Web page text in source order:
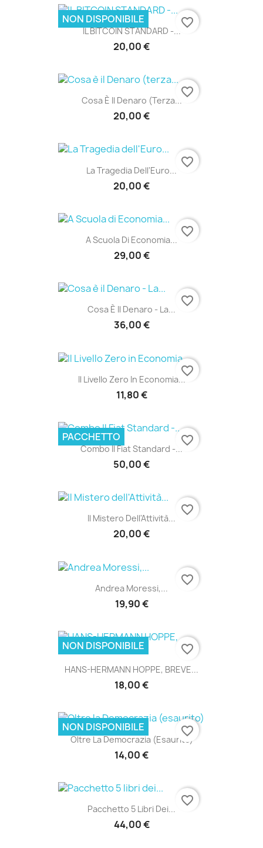
IL BITCOIN STANDARD -...
20,00 €
NON DISPONIBILE favorite_border
Cosa È Il Denaro (terza...
20,00 €
favorite_border
La Tragedia Dell'Euro...
20,00 €
favorite_border
A Scuola Di Economia...
29,00 €
favorite_border
Cosa È Il Denaro - La...
36,00 €
favorite_border
Il Livello Zero In Economia...
11,80 €
favorite_border
Combo Il Fiat Standard -...
50,00 €
PACCHETTO favorite_border
Il Mistero Dell'Attività...
20,00 €
favorite_border
Andrea Moressi,...
19,90 €
favorite_border
HANS-HERMANN HOPPE, BREVE...
18,00 €
NON DISPONIBILE favorite_border
Oltre La Democrazia (esaurito)
14,00 €
NON DISPONIBILE favorite_border
Pacchetto 5 Libri Dei...
44,00 €
favorite_border